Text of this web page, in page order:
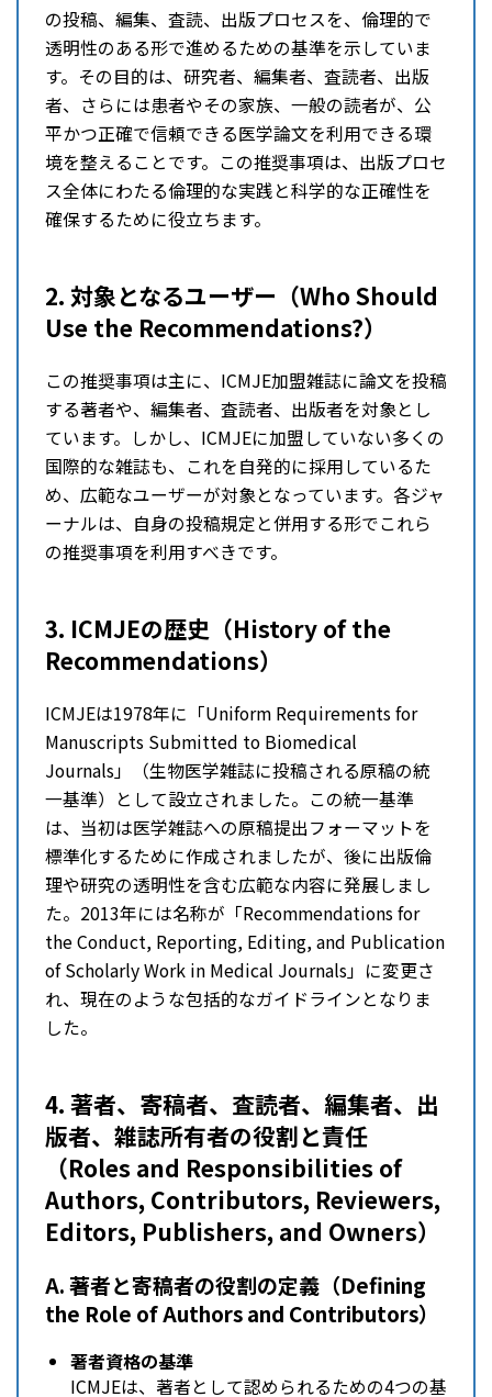
の投稿、編集、査読、出版プロセスを、倫理的で
透明性のある形で進めるための基準を示していま
す。その目的は、研究者、編集者、査読者、出版
者、さらには患者やその家族、一般の読者が、公
平かつ正確で信頼できる医学論文を利用できる環
境を整えることです。この推奨事項は、出版プロセ
ス全体にわたる倫理的な実践と科学的な正確性を
確保するために役立ちます。
2. 対象となるユーザー（Who Should
Use the Recommendations?）
この推奨事項は主に、ICMJE加盟雑誌に論文を投稿
する著者や、編集者、査読者、出版者を対象とし
ています。しかし、ICMJEに加盟していない多くの
国際的な雑誌も、これを自発的に採用しているた
め、広範なユーザーが対象となっています。各ジャ
ーナルは、自身の投稿規定と併用する形でこれら
の推奨事項を利用すべきです。
3. ICMJEの歴史（History of the
Recommendations）
ICMJEは1978年に「Uniform Requirements for
Manuscripts Submitted to Biomedical
Journals」（生物医学雑誌に投稿される原稿の統
一基準）として設立されました。この統一基準
は、当初は医学雑誌への原稿提出フォーマットを
標準化するために作成されましたが、後に出版倫
理や研究の透明性を含む広範な内容に発展しまし
た。2013年には名称が「Recommendations for
the Conduct, Reporting, Editing, and Publication
of Scholarly Work in Medical Journals」に変更さ
れ、現在のような包括的なガイドラインとなりま
した。
4. 著者、寄稿者、査読者、編集者、出
版者、雑誌所有者の役割と責任
（Roles and Responsibilities of
Authors, Contributors, Reviewers,
Editors, Publishers, and Owners）
A. 著者と寄稿者の役割の定義（Defining
the Role of Authors and Contributors）
著者資格の基準
ICMJEは、著者として認められるための4つの基